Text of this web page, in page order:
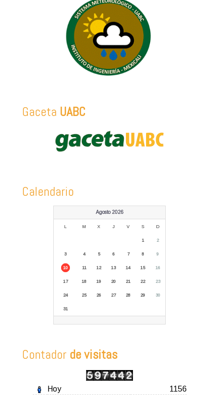
Gaceta UABC
Calendario
Agosto 2026
L M X J V S D
1 2
3 4 5 6 7 8 9
10 11 12 13 14 15 16
17 18 19 20 21 22 23
24 25 26 27 28 29 30
31
Contador de visitas
Hoy
1156